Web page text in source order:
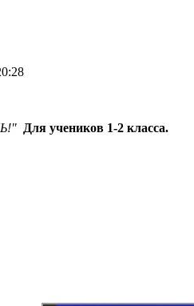
Для учеников 1-2 класса.